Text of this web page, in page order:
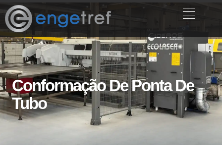
Conformação De Ponta De
Tubo